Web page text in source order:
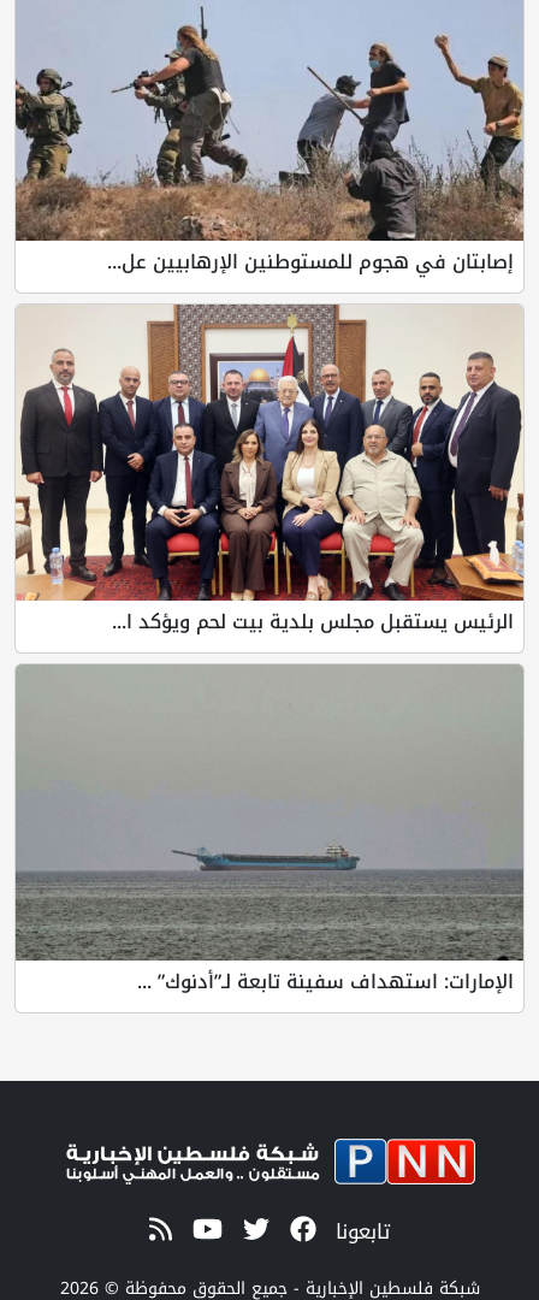
إصابتان في هجوم للمستوطنين الإرهابيين عل...
الرئيس يستقبل مجلس بلدية بيت لحم ويؤكد ا...
الإمارات: استهداف سفينة تابعة لـ”أدنوك” ...
تابعونا
شبكة فلسطين الإخبارية - جميع الحقوق محفوظة © 2026